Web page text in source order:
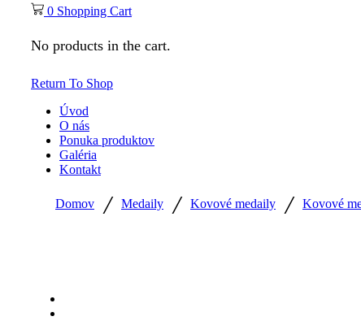
0 Shopping Cart
No products in the cart.
Return To Shop
Úvod
O nás
Ponuka produktov
Galéria
Kontakt
Domov / Medaily / Kovové medaily / Kovové